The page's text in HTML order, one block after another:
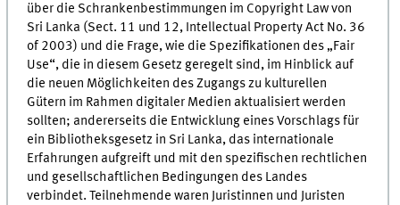
über die Schrankenbestimmungen im Copyright Law von
Sri Lanka (Sect. 11 und 12, Intellectual Property Act No. 36
of 2003) und die Frage, wie die Spezifikationen des „Fair
Use“, die in diesem Gesetz geregelt sind, im Hinblick auf
die neuen Möglichkeiten des Zugangs zu kulturellen
Gütern im Rahmen digitaler Medien aktualisiert werden
sollten; andererseits die Entwicklung eines Vorschlags für
ein Bibliotheksgesetz in Sri Lanka, das internationale
Erfahrungen aufgreift und mit den spezifischen rechtlichen
und gesellschaftlichen Bedingungen des Landes
verbindet. Teilnehmende waren Juristinnen und Juristen